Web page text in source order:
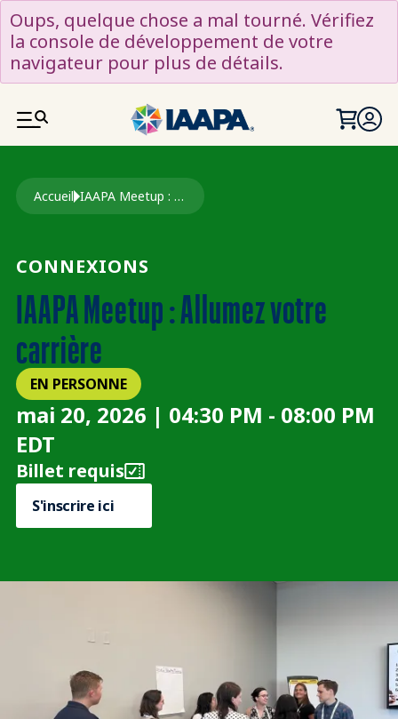
ALLER AU CONTENU PRINCIPAL
Oups, quelque chose a mal tourné. Vérifiez
la console de développement de votre
navigateur pour plus de détails.
Fil d'Ariane
Accueil IAAPA Meetup : Allumez Votre Carrière
CONNEXIONS
IAAPA Meetup : Allumez votre
carrière
EN PERSONNE
mai 20, 2026 | 04:30 PM - 08:00 PM
EDT
Billet requis
S'inscrire ici